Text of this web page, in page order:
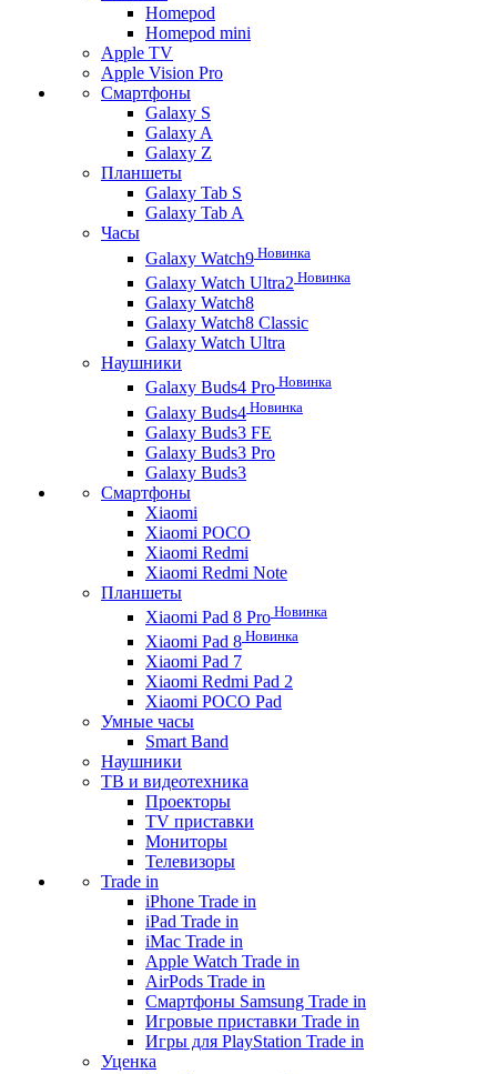
Homepod
Homepod mini
Apple TV
Apple Vision Pro
Смартфоны
Galaxy S
Galaxy A
Galaxy Z
Планшеты
Galaxy Tab S
Galaxy Tab A
Часы
Galaxy Watch9 Новинка
Galaxy Watch Ultra2 Новинка
Galaxy Watch8
Galaxy Watch8 Classic
Galaxy Watch Ultra
Наушники
Galaxy Buds4 Pro Новинка
Galaxy Buds4 Новинка
Galaxy Buds3 FE
Galaxy Buds3 Pro
Galaxy Buds3
Смартфоны
Xiaomi
Xiaomi POCO
Xiaomi Redmi
Xiaomi Redmi Note
Планшеты
Xiaomi Pad 8 Pro Новинка
Xiaomi Pad 8 Новинка
Xiaomi Pad 7
Xiaomi Redmi Pad 2
Xiaomi POCO Pad
Умные часы
Smart Band
Наушники
ТВ и видеотехника
Проекторы
TV приставки
Мониторы
Телевизоры
Trade in
iPhone Trade in
iPad Trade in
iMac Trade in
Apple Watch Trade in
AirPods Trade in
Смартфоны Samsung Trade in
Игровые приставки Trade in
Игры для PlayStation Trade in
Уценка